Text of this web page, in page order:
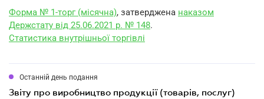
Форма № 1-торг (місячна), затверджена наказом
Держстату від 25.06.2021 р. № 148.
Статистика внутрішньої торгівлі
Останній день подання
звіту про виробництво продукції (товарів, послуг)